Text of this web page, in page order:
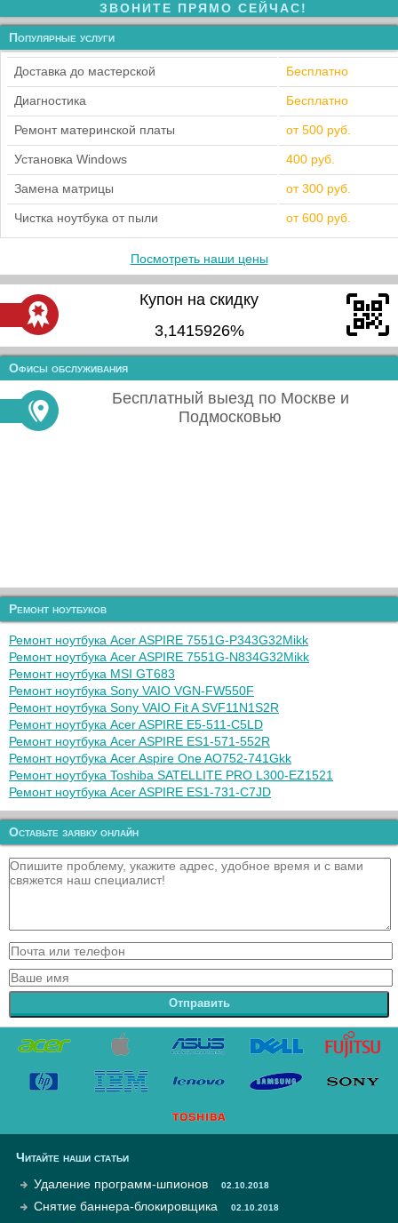
ЗВОНИТЕ ПРЯМО СЕЙЧАС!
Популярные услуги
Доставка до мастерской Бесплатно
Диагностика Бесплатно
Ремонт материнской платы от 500 руб.
Установка Windows 400 руб.
Замена матрицы от 300 руб.
Чистка ноутбука от пыли от 600 руб.
Посмотреть наши цены
Купон на скидку
3,1415926%
Офисы обслуживания
Бесплатный выезд по Москве и
Подмосковью
Ремонт ноутбуков
Ремонт ноутбука Acer ASPIRE 7551G-P343G32Mikk
Ремонт ноутбука Acer ASPIRE 7551G-N834G32Mikk
Ремонт ноутбука MSI GT683
Ремонт ноутбука Sony VAIO VGN-FW550F
Ремонт ноутбука Sony VAIO Fit A SVF11N1S2R
Ремонт ноутбука Acer ASPIRE E5-511-C5LD
Ремонт ноутбука Acer ASPIRE ES1-571-552R
Ремонт ноутбука Acer Aspire One AO752-741Gkk
Ремонт ноутбука Toshiba SATELLITE PRO L300-EZ1521
Ремонт ноутбука Acer ASPIRE ES1-731-C7JD
Оставьте заявку онлайн
Отправить
Читайте наши статьи
Удаление программ-шпионов
02.10.2018
Снятие баннера-блокировщика 02.10.2018